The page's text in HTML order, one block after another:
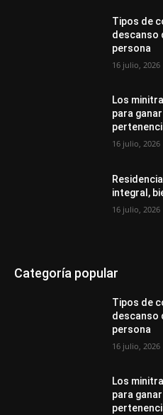
Tipos de
descanso
persona
16 julio, 2026
Los
para
16 julio, 2026
integral,
16 julio, 2026
Categoría popular
Tipos de
descanso
persona
16 julio, 2026
Los
para